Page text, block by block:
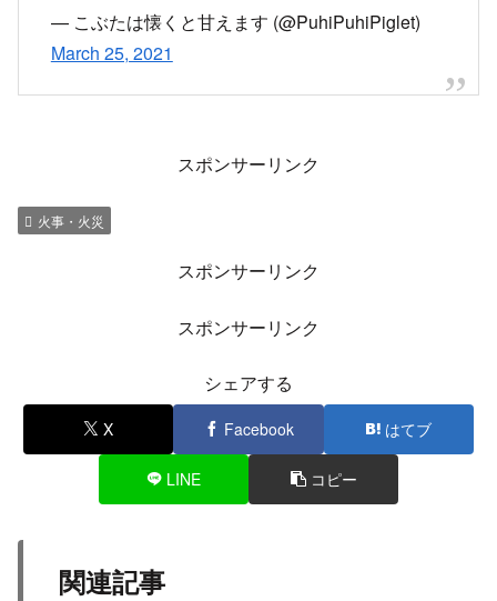
— こぶたは懐くと甘えます (@PuhiPuhiPiglet)
March 25, 2021
スポンサーリンク
火事・火災
スポンサーリンク
スポンサーリンク
シェアする
X Facebook はてブ
LINE コピー
関連記事